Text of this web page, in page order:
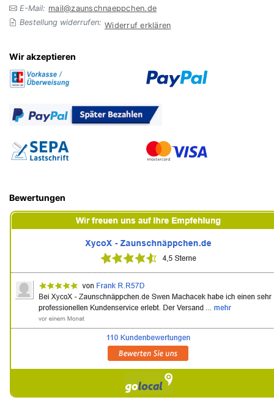
E-Mail: mail@zaunschnaeppchen.de
Bestellung widerrufen: Widerruf erklären
Wir akzeptieren
Bewertungen